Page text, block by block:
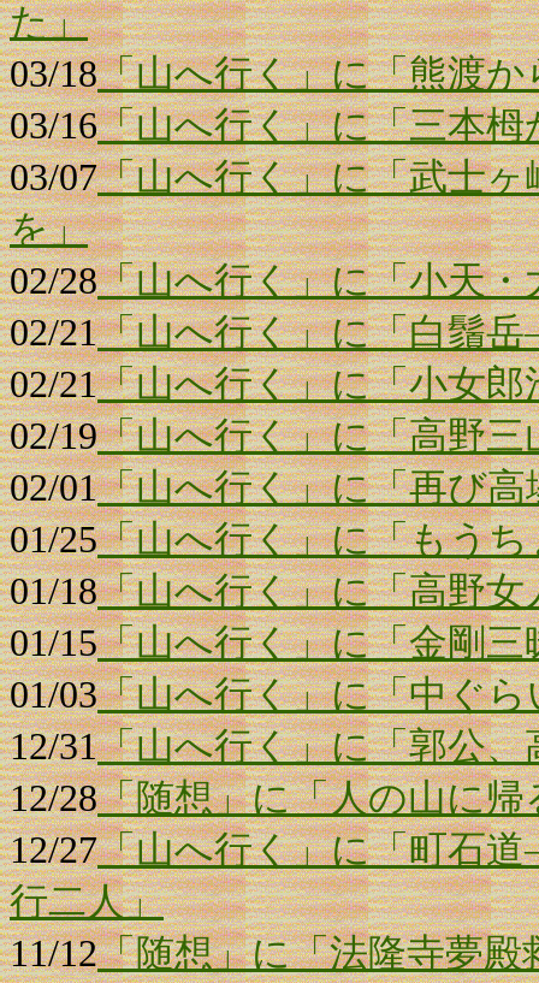
た」
03/18「山へ行く」に「熊渡
03/16「山へ行く」に「三本
03/07「山へ行く」に「武士
を」
02/28「山へ行く」に「小天・
02/21「山へ行く」に「白鬚
02/21「山へ行く」に「小女郎
02/19「山へ行く」に「高野三
02/01「山へ行く」に「再び高
01/25「山へ行く」に「もう
01/18「山へ行く」に「高野女
01/15「山へ行く」に「金剛
01/03「山へ行く」に「中ぐ
12/31「山へ行く」に「郭公
12/28「随想」に「人の山に帰
12/27「山へ行く」に「町石
行二人」
11/12「随想」に「法隆寺夢殿